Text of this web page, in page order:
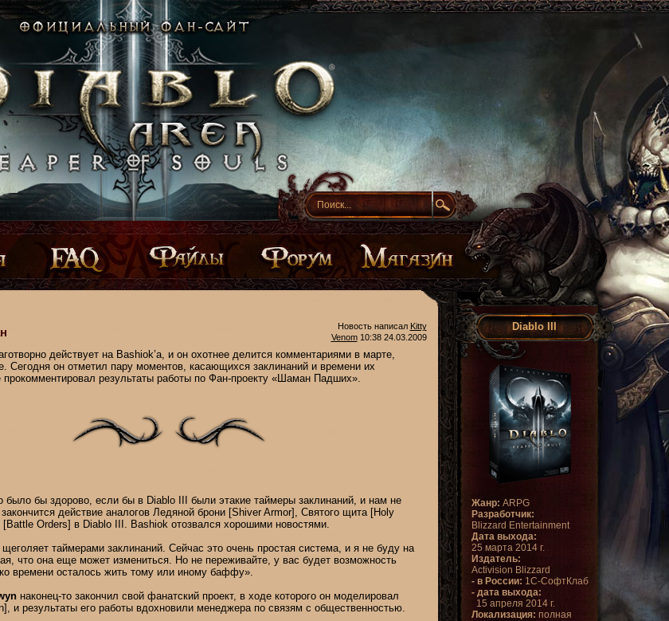
Новость написал Kitty
Venom10:38 24.03.2009
действует на Bashiok’а, и он охотнее делится комментариями в марте,
Сегодня он отметил пару моментов, касающихся заклинаний и времени их
прокомментировал результаты работы по Фан-проекту «Шаман Падших».
было бы здорово, если бы в Diablo III были этакие таймеры заклинаний, и нам не
действие аналогов Ледяной брони [Shiver Armor], Святого щита [Holy
Orders] в Diablo III. Bashiok отозвался хорошими новостями.
таймерами заклинаний. Сейчас это очень простая система, и я не буду на
что она еще может измениться. Но не переживайте, у вас будет возможность
времени осталось жить тому или иному баффу».
наконец-то закончил свой фанатский проект, в ходе которого он моделировал
и результаты его работы вдохновили менеджера по связям с общественностью.
Diablo III
Жанр: ARPG
Разработчик:
Blizzard Entertainment
Дата выхода:
25 марта 2014 г.
Издатель:
Activision Blizzard
- в России: 1С-СофтКлаб
- дата выхода:
15 апреля 2014 г.
Локализация: полная